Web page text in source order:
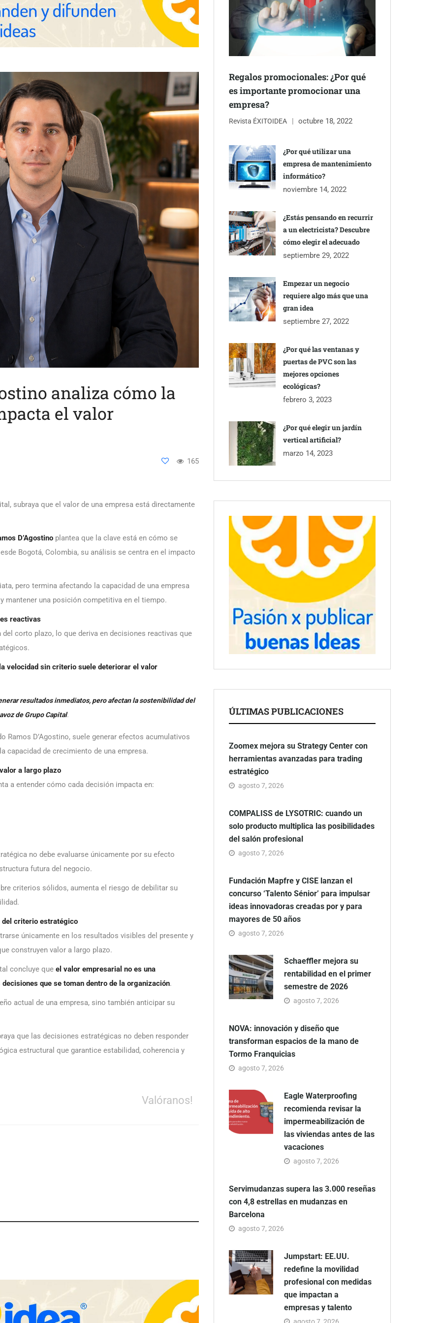
analiza cómo la
el valor
165
subraya que el valor de una empresa está directamente
D’Agostino plantea que la clave está en cómo se
Bogotá, Colombia, su análisis se centra en el impacto
pero termina afectando la capacidad de una empresa
mantener una posición competitiva en el tiempo.
reactivas
corto plazo, lo que deriva en decisiones reactivas que
velocidad sin criterio suele deteriorar el valor
resultados inmediatos, pero afectan la sostenibilidad del
de Grupo Capital.
Ramos D’Agostino, suele generar efectos acumulativos
capacidad de crecimiento de una empresa.
a largo plazo
a entender cómo cada decisión impacta en:
no debe evaluarse únicamente por su efecto
futura del negocio.
criterios sólidos, aumenta el riesgo de debilitar su
del criterio estratégico
únicamente en los resultados visibles del presente y
construyen valor a largo plazo.
concluye que el valor empresarial no es una
que se toman dentro de la organización.
actual de una empresa, sino también anticipar su
que las decisiones estratégicas no deben responder
estructural que garantice estabilidad, coherencia y
Valóranos!
creadas por y para mayores de 50
Regalos promocionales: ¿Por qué
es importante promocionar una
empresa?
Revista ÉXITOIDEA octubre 18, 2022
¿Por qué utilizar una
empresa de mantenimiento
informático?
noviembre 14, 2022
¿Estás pensando en recurrir
a un electricista? Descubre
cómo elegir el adecuado
septiembre 29, 2022
Empezar un negocio
requiere algo más que una
gran idea
septiembre 27, 2022
¿Por qué las ventanas y
puertas de PVC son las
mejores opciones
ecológicas?
febrero 3, 2023
¿Por qué elegir un jardín
vertical artificial?
marzo 14, 2023
ÚLTIMAS PUBLICACIONES
Zoomex mejora su Strategy Center con
herramientas avanzadas para trading
estratégico
agosto 7, 2026
COMPALISS de LYSOTRIC: cuando un
solo producto multiplica las posibilidades
del salón profesional
agosto 7, 2026
Fundación Mapfre y CISE lanzan el
concurso ‘Talento Sénior’ para impulsar
ideas innovadoras creadas por y para
mayores de 50 años
agosto 7, 2026
Schaeffler mejora su
rentabilidad en el primer
semestre de 2026
agosto 7, 2026
NOVA: innovación y diseño que
transforman espacios de la mano de
Tormo Franquicias
agosto 7, 2026
Eagle Waterproofing
recomienda revisar la
impermeabilización de
las viviendas antes de las
vacaciones
agosto 7, 2026
Servimudanzas supera las 3.000 reseñas
con 4,8 estrellas en mudanzas en
Barcelona
agosto 7, 2026
Jumpstart: EE.UU.
redefine la movilidad
profesional con medidas
que impactan a
empresas y talento